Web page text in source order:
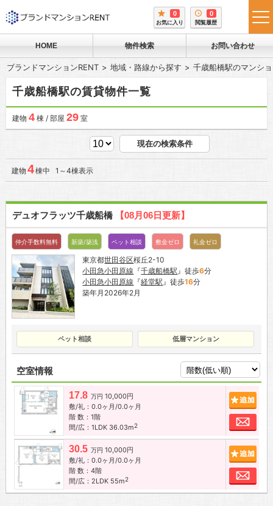
0
お気に入り
0
閲覧履歴
HOME 物件検索 お問い合わせ
ブランドマンションRENT 地域・路線から探す 千歳船橋駅のマンシ
千歳船橋駅の賃貸物件一覧
建物 4棟 / 部屋 29室
現在の検索条件
建物 4棟中 1～4棟表示
デュオフラッツ千歳船橋 【08月06日更新】
仲介手数料無料 新築/築浅 ペット相談 敷金ゼロ 礼金ゼロ
東京都世田谷区桜丘2-10
小田急小田原線 『千歳船橋駅』徒歩6分
小田急小田原線 『経堂駅』徒歩16分
築年月2026年2月
ペット相談 低層マンション
空室情報
17.8 万円 10,000円
敷/礼：0.0ヶ月/0.0ヶ月
階 数：1階
間/広：1LDK 36.03m2
お
30.5 万円 10,000円
敷/礼：0.0ヶ月/0.0ヶ月
階 数：4階
間/広：2LDK 55m2
お